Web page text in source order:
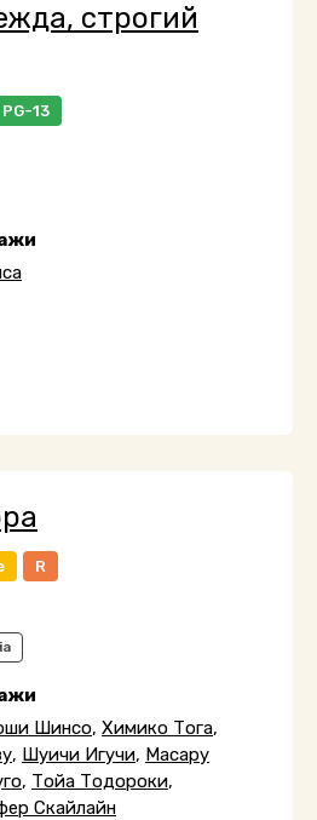
строгий
PG-13
R
Шинсо, Химико Тога,
, Шуичи Игучи, Масару
, Тойа Тодороки,
Скайлайн